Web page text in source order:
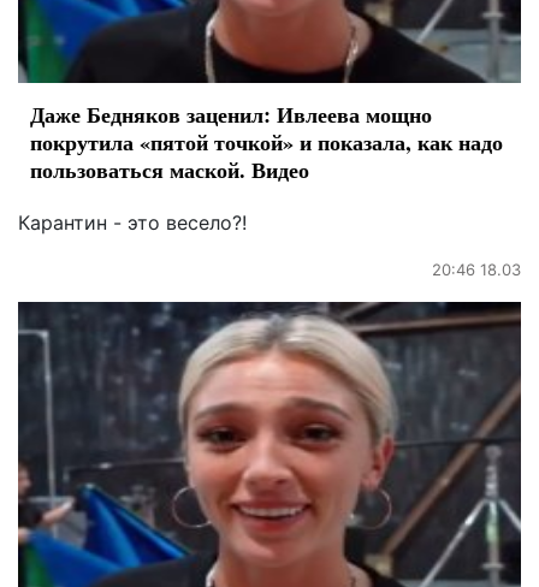
Даже Бедняков заценил: Ивлеева мощно
покрутила «пятой точкой» и показала, как надо
пользоваться маской. Видео
Карантин - это весело?!
20:46 18.03